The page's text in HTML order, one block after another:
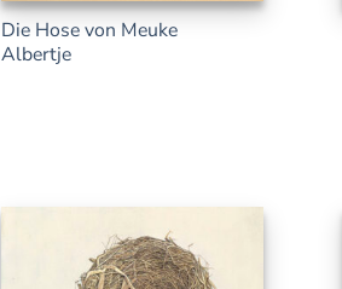
Die Hose von Meuke
Albertje